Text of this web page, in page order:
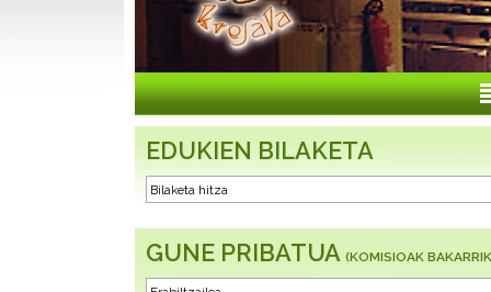
EDUKIEN BILAKETA
GUNE PRIBATUA (KOMISIOAK